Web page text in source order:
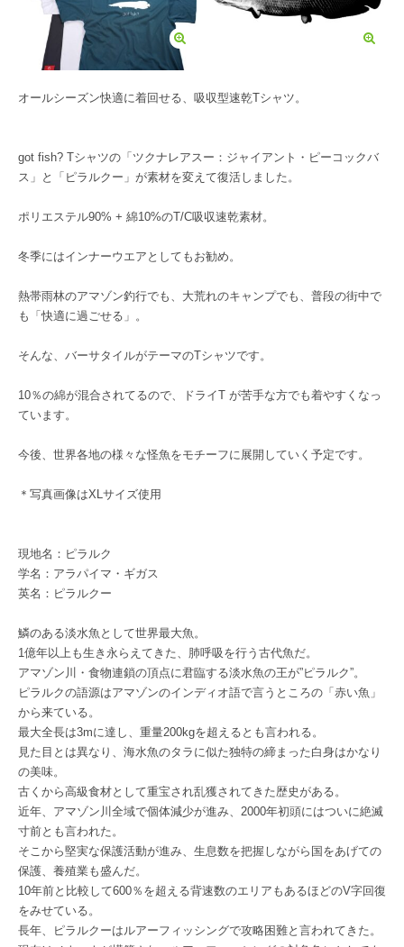
オールシーズン快適に着回せる、吸収型速乾Tシャツ。
got fish? Tシャツの「ツクナレアスー：ジャイアント・ピーコックバ
ス」と「ピラルクー」が素材を変えて復活しました。
ポリエステル90% + 綿10%のT/C吸収速乾素材。
冬季にはインナーウエアとしてもお勧め。
熱帯雨林のアマゾン釣行でも、大荒れのキャンプでも、普段の街中で
も「快適に過ごせる」。
そんな、バーサタイルがテーマのTシャツです。
10％の綿が混合されてるので、ドライT が苦手な方でも着やすくなっ
ています。
今後、世界各地の様々な怪魚をモチーフに展開していく予定です。
＊写真画像はXLサイズ使用
現地名：ピラルク
学名：アラパイマ・ギガス
英名：ピラルクー
鱗のある淡水魚として世界最大魚。
1億年以上も生き永らえてきた、肺呼吸を行う古代魚だ。
アマゾン川・食物連鎖の頂点に君臨する淡水魚の王が”ピラルク”。
ピラルクの語源はアマゾンのインディオ語で言うところの「赤い魚」
から来ている。
最大全長は3mに達し、重量200kgを超えるとも言われる。
見た目とは異なり、海水魚のタラに似た独特の締まった白身はかなり
の美味。
古くから高級食材として重宝され乱獲されてきた歴史がある。
近年、アマゾン川全域で個体減少が進み、2000年初頭にはついに絶滅
寸前とも言われた。
そこから堅実な保護活動が進み、生息数を把握しながら国をあげての
保護、養殖業も盛んだ。
10年前と比較して600％を超える背速数のエリアもあるほどのV字回復
をみせている。
長年、ピラルクーはルアーフィッシングで攻略困難と言われてきた。